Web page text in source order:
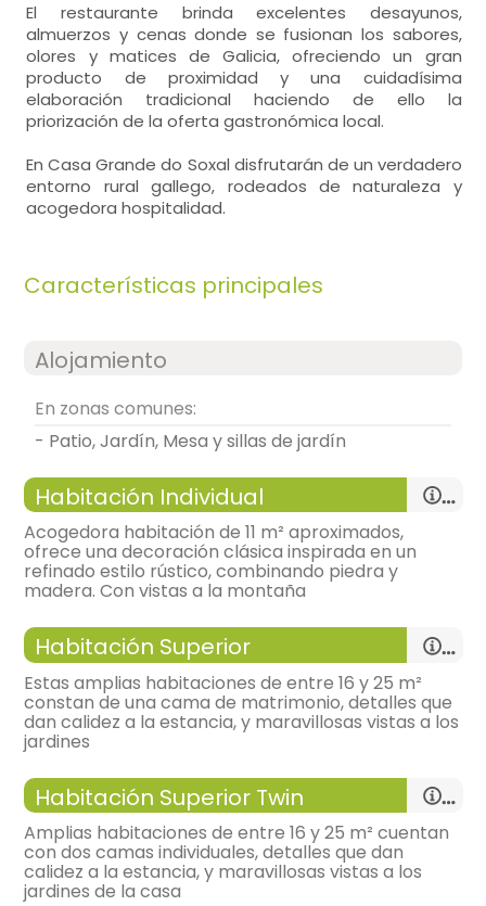
El restaurante brinda excelentes desayunos,
almuerzos y cenas donde se fusionan los sabores,
olores y matices de Galicia, ofreciendo un gran
producto de proximidad y una cuidadísima
elaboración tradicional haciendo de ello la
priorización de la oferta gastronómica local.
En Casa Grande do Soxal disfrutarán de un verdadero
entorno rural gallego, rodeados de naturaleza y
acogedora hospitalidad.
Características principales
Alojamiento
En zonas comunes:
- Patio, Jardín, Mesa y sillas de jardín
Habitación Individual
Acogedora habitación de 11 m² aproximados,
ofrece una decoración clásica inspirada en un
refinado estilo rústico, combinando piedra y
madera. Con vistas a la montaña
habitación individual
bonitas vistas,
- habitación con cuarto de baño. Incluye:
Habitación Superior
Estas amplias habitaciones de entre 16 y 25 m²
constan de una cama de matrimonio, detalles que
dan calidez a la estancia, y maravillosas vistas a los
jardines
habitación doble
Habitación Superior Twin
Amplias habitaciones de entre 16 y 25 m² cuentan
con dos camas individuales, detalles que dan
calidez a la estancia, y maravillosas vistas a los
jardines de la casa